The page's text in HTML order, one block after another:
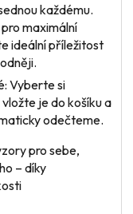
každému.
maximální
ideální příležitost
Vyberte si
je do košíku a
odečteme.
pro sebe,
– díky